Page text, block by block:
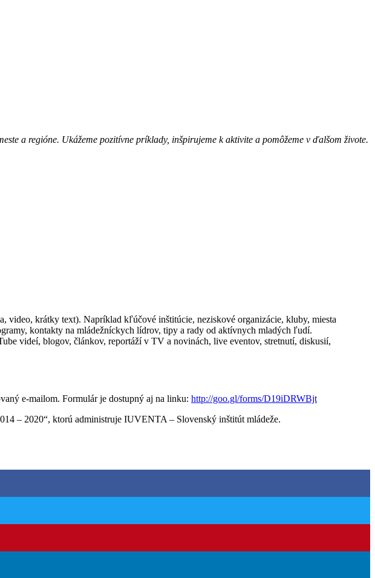
a regióne. Ukážeme pozitívne príklady, inšpirujeme k aktivite a pomôžeme v ďalšom živote.
video, krátky text). Napríklad kľúčové inštitúcie, neziskové organizácie, kluby, miesta
kontakty na mládežníckych lídrov, tipy a rady od aktívnych mladých ľudí.
videí, blogov, článkov, reportáží v TV a novinách, live eventov, stretnutí, diskusií,
e-mailom. Formulár je dostupný aj na linku: http://goo.gl/forms/D19iDRWBjt
– 2020“, ktorú administruje IUVENTA – Slovenský inštitút mládeže.